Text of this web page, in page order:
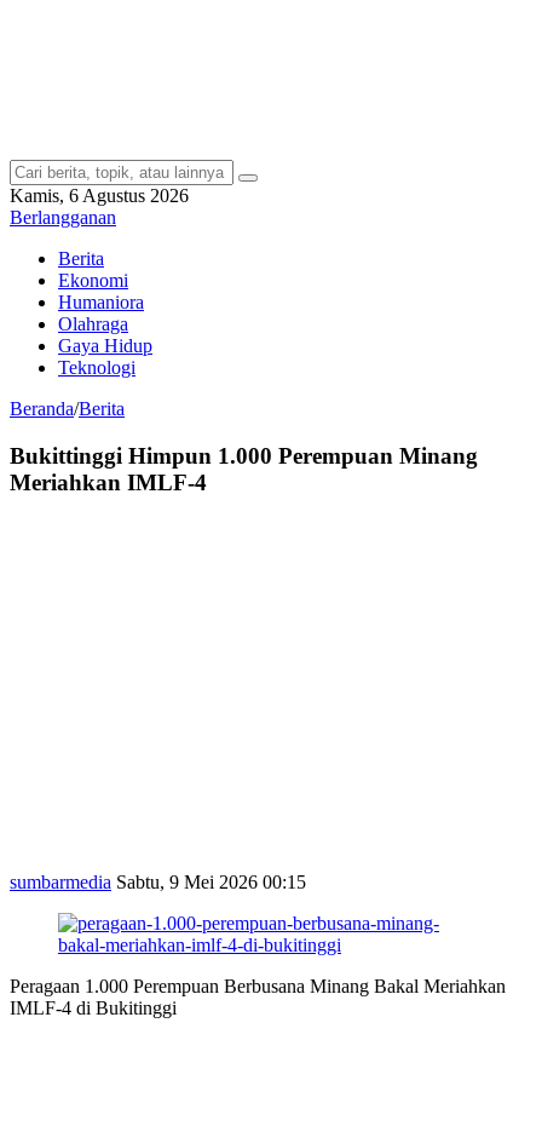
Kamis, 6 Agustus 2026
Berlangganan
Berita
Ekonomi
Humaniora
Olahraga
Gaya Hidup
Teknologi
Beranda/Berita
Bukittinggi Himpun 1.000 Perempuan Minang
Meriahkan IMLF-4
sumbarmedia Sabtu, 9 Mei 2026 00:15
Peragaan 1.000 Perempuan Berbusana Minang Bakal Meriahkan
IMLF-4 di Bukitinggi